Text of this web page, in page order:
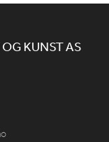
KUNST AS